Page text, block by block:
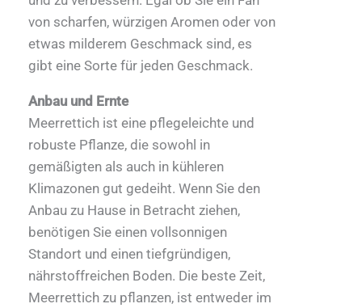
von scharfen, würzigen Aromen oder von
etwas milderem Geschmack sind, es
gibt eine Sorte für jeden Geschmack.
Anbau und Ernte
Meerrettich ist eine pflegeleichte und
robuste Pflanze, die sowohl in
gemäßigten als auch in kühleren
Klimazonen gut gedeiht. Wenn Sie den
Anbau zu Hause in Betracht ziehen,
benötigen Sie einen vollsonnigen
Standort und einen tiefgründigen,
nährstoffreichen Boden. Die beste Zeit,
Meerrettich zu pflanzen, ist entweder im